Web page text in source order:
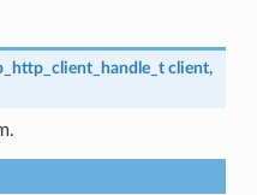
client,